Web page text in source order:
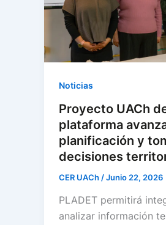
Noticias
Proyecto UACh
plataforma
planificación y
decisiones
CER UACh /Junio 22, 2026
PLADET permitirá
analizar información